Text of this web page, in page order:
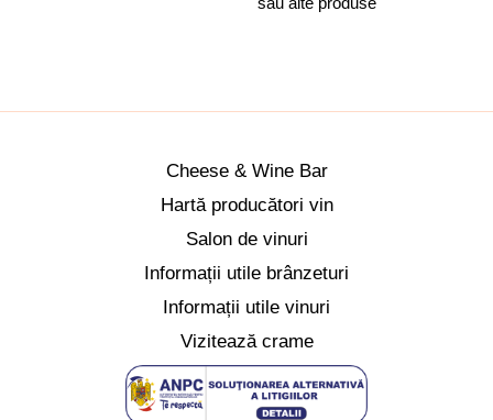
Cheese & Wine Bar
Hartă producători vin
Salon de vinuri
Informații utile brânzeturi
Informații utile vinuri
Vizitează crame